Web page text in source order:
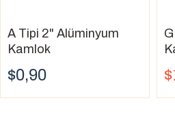
A Tipi 2" Alüminyum
Kamlok
$0,90